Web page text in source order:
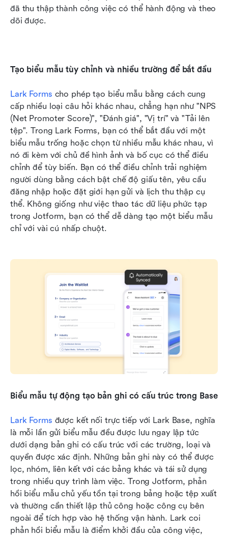
đã thu thập thành công việc có thể hành động và theo
dõi được.
Tạo biểu mẫu tùy chỉnh và nhiều trường để bắt đầu
Lark Forms cho phép tạo biểu mẫu bằng cách cung
cấp nhiều loại câu hỏi khác nhau, chẳng hạn như "NPS
(Net Promoter Score)", "Đánh giá", "Vị trí" và "Tải lên
tệp". Trong Lark Forms, bạn có thể bắt đầu với một
biểu mẫu trống hoặc chọn từ nhiều mẫu khác nhau, vì
nó đi kèm với chủ đề hình ảnh và bố cục có thể điều
chỉnh để tùy biến. Bạn có thể điều chỉnh trải nghiệm
người dùng bằng cách bật chế độ giấu tên, yêu cầu
đăng nhập hoặc đặt giới hạn gửi và lịch thu thập cụ
thể. Không giống như việc thao tác dữ liệu phức tạp
trong Jotform, bạn có thể dễ dàng tạo một biểu mẫu
chỉ với vài cú nhấp chuột.
Biểu mẫu tự động tạo bản ghi có cấu trúc trong Base
Lark Forms được kết nối trực tiếp với Lark Base, nghĩa
là mỗi lần gửi biểu mẫu đều được lưu ngay lập tức
dưới dạng bản ghi có cấu trúc với các trường, loại và
quyền được xác định. Những bản ghi này có thể được
lọc, nhóm, liên kết với các bảng khác và tái sử dụng
trong nhiều quy trình làm việc. Trong Jotform, phản
hồi biểu mẫu chủ yếu tồn tại trong bảng hoặc tệp xuất
và thường cần thiết lập thủ công hoặc công cụ bên
ngoài để tích hợp vào hệ thống vận hành. Lark coi
phản hồi biểu mẫu là điểm khởi đầu của công việc,